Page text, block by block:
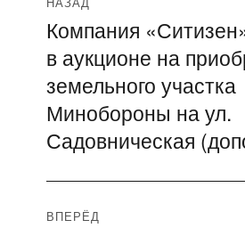
по
записям
Предыдущая
запись:
Компания
в аукционе на
земельного участка
Минобороны на ул.
Садовническая
ВПЕРЁД